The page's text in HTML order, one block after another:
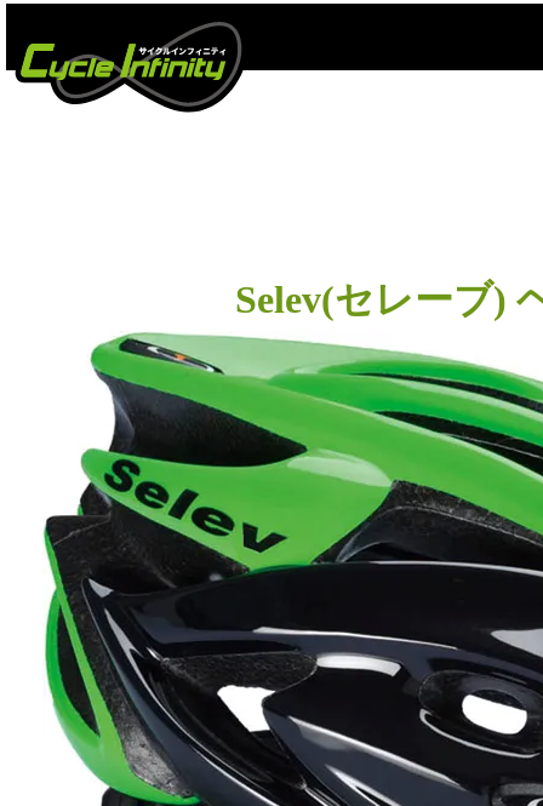
Selev(セレーブ)